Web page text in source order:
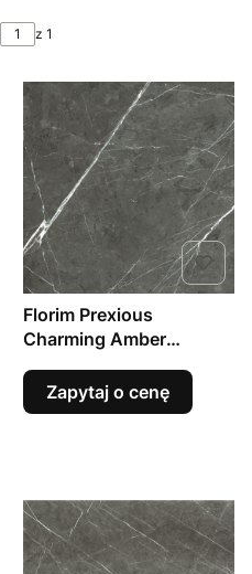
z 1
Florim Prexious
Charming Amber
gres marmur
Zapytaj o cenę